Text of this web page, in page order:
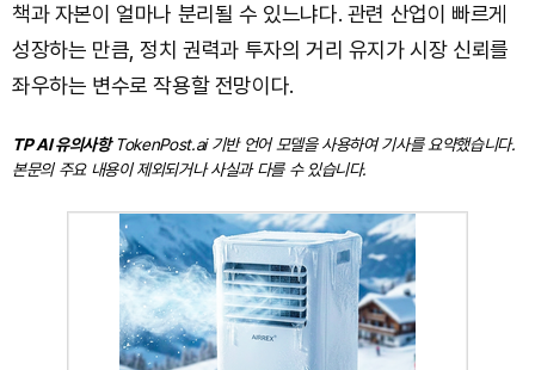
책과 자본이 얼마나 분리될 수 있느냐다. 관련 산업이 빠르게
성장하는 만큼, 정치 권력과 투자의 거리 유지가 시장 신뢰를
좌우하는 변수로 작용할 전망이다.
TP AI 유의사항TokenPost.ai 기반 언어 모델을 사용하여 기사를 요약했습니다.
본문의 주요 내용이 제외되거나 사실과 다를 수 있습니다.